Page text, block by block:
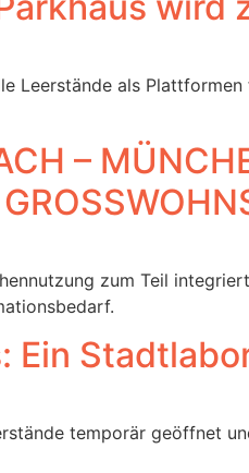
Leerstände als
–
zum Teil
Ein
temporär geöffnet